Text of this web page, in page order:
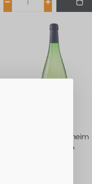
Palmberg Laumersheim
Müller-Thurgau QbA